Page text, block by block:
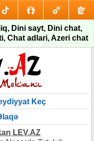
Dini sayt, Dini chat,
Chat adlari, Azeri chat
Keç
LEV.AZ